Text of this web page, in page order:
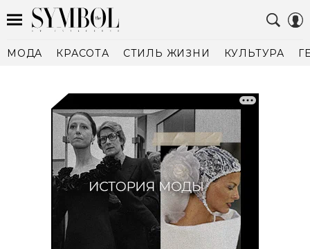
МОДА КРАСОТА СТИЛЬ ЖИЗНИ КУЛЬТУРА